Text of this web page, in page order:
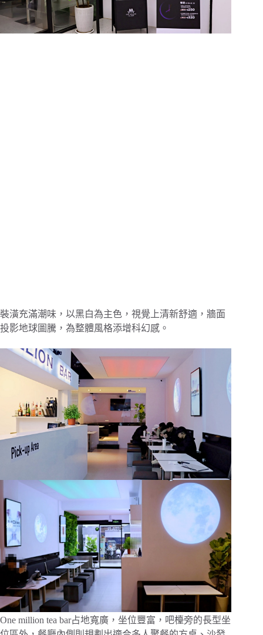
裝潢充滿潮味，以黑白為主色，視覺上清新舒適，牆面
投影地球圖騰，為整體風格添增科幻感。
One million tea bar占地寬廣，坐位豐富，吧檯旁的長型坐